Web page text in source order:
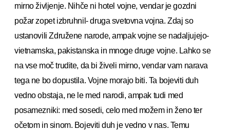
mirno življenje. Nihče ni hotel vojne, vendar je gozdni
požar zopet izbruhnil- druga svetovna vojna. Zdaj so
ustanovili Združene narode, ampak vojne se nadaljujejo-
vietnamska, pakistanska in mnoge druge vojne. Lahko se
na vse moč trudite, da bi živeli mirno, vendar vam narava
tega ne bo dopustila. Vojne morajo biti. Ta bojeviti duh
vedno obstaja, ne le med narodi, ampak tudi med
posamezniki: med sosedi, celo med možem in ženo ter
očetom in sinom. Bojeviti duh je vedno v nas. Temu